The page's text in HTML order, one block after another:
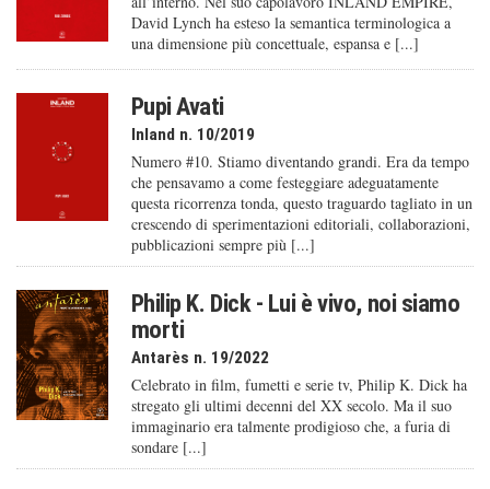
David Lynch ha esteso la semantica terminologica a
una dimensione più concettuale, espansa e [...]
Pupi Avati
Inland n. 10/2019
Numero #10. Stiamo diventando grandi. Era da tempo
che pensavamo a come festeggiare adeguatamente
questa ricorrenza tonda, questo traguardo tagliato in un
crescendo di sperimentazioni editoriali, collaborazioni,
pubblicazioni sempre più [...]
Philip K. Dick - Lui è vivo, noi siamo
morti
Antarès n. 19/2022
Celebrato in film, fumetti e serie tv, Philip K. Dick ha
stregato gli ultimi decenni del XX secolo. Ma il suo
immaginario era talmente prodigioso che, a furia di
sondare [...]